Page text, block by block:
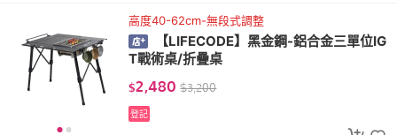
高度40-62cm-無段式調整
【LIFECODE】黑金鋼-鋁合金三單位IG
T戰術桌/折疊桌
$2,480 $3,200
登記